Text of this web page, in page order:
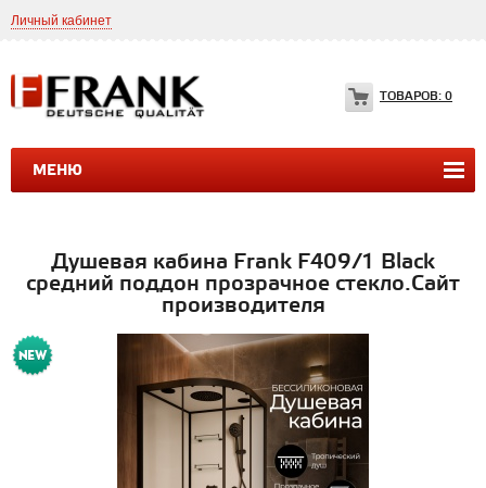
Личный кабинет
МЕНЮ
ТОВАРОВ: 0
ДУШЕВЫЕ КАБИНЫ ВАННЫ
Душевая кабина Frank F409/1 Black
средний поддон прозрачное стекло.Сайт
производителя